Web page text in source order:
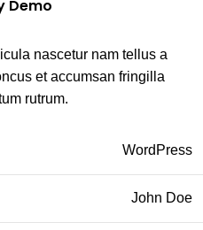
Demo
nascetur nam tellus a
et accumsan fringilla
rutrum.
WordPress
John Doe